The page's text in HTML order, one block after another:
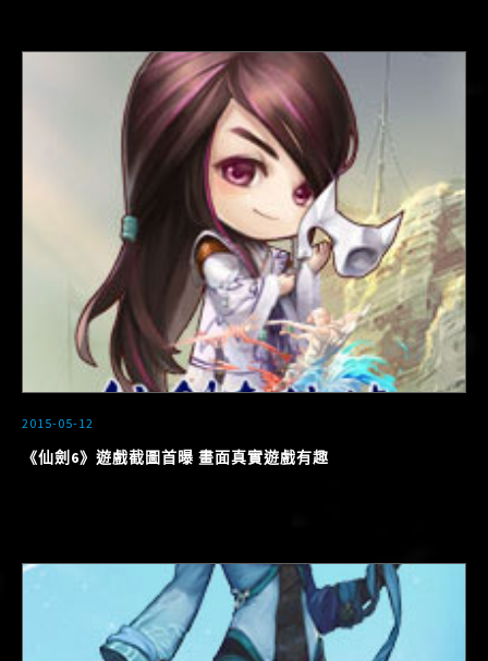
2015-05-12
《仙劍6》遊戲截圖首曝 畫面真實遊戲有趣